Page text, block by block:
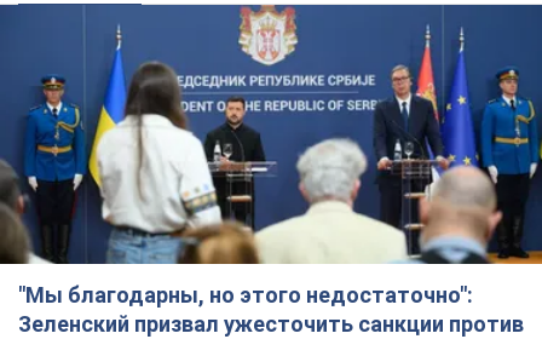
"Мы благодарны, но этого недостаточно":
Зеленский призвал ужесточить санкции против